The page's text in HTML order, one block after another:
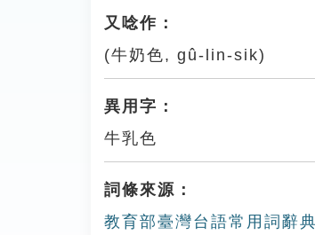
又唸作：
(牛奶色, gû-lin-sik)
異用字：
牛乳色
詞條來源：
教育部臺灣台語常用詞辭